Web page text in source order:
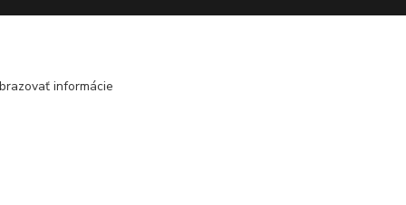
informácie